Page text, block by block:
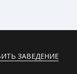
ЗАВЕДЕНИЕ